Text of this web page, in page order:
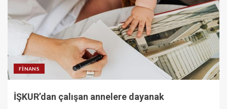
FINANS
İŞKUR’dan çalışan annelere dayanak